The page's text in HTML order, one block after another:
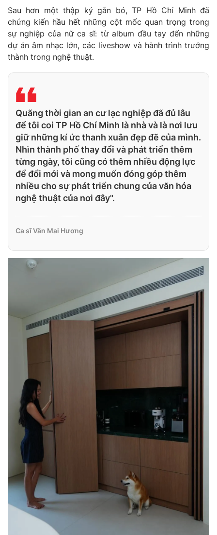
Sau hơn một thập kỷ gắn bó, TP Hồ Chí Minh đã
chứng kiến hầu hết những cột mốc quan trọng trong
sự nghiệp của nữ ca sĩ: từ album đầu tay đến những
dự án âm nhạc lớn, các liveshow và hành trình trưởng
thành trong nghệ thuật.
Quãng thời gian an cư lạc nghiệp đã đủ lâu
để tôi coi TP Hồ Chí Minh là nhà và là nơi lưu
giữ những kí ức thanh xuân đẹp đẽ của mình.
Nhìn thành phố thay đổi và phát triển thêm
từng ngày, tôi cũng có thêm nhiều động lực
để đổi mới và mong muốn đóng góp thêm
nhiều cho sự phát triển chung của văn hóa
nghệ thuật của nơi đây".
Ca sĩ Văn Mai Hương